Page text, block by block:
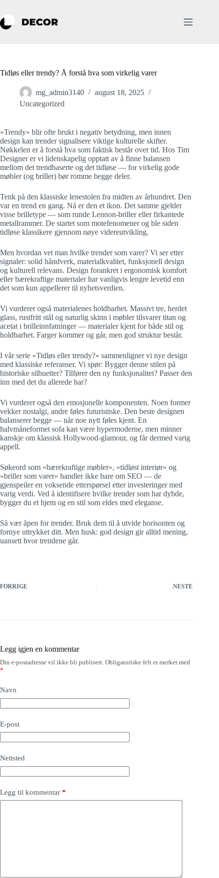
innholdet
Tidløs eller trendy? Å forstå hva som virkelig varer
mg_admin3140
august 18, 2025
Uncategorized
«Trendy» blir ofte brukt i negativ betydning, men innen
design kan trender signalisere viktige kulturelle skifter.
Nøkkelen er å forstå hva som faktisk består over tid. Hos Tim
Designer er vi lidenskapelig opptatt av å finne balansen
mellom det trendbaserte og det tidløse — for virkelig gode
møbler (og briller) bør romme begge deler.
Tenk på den klassiske lenestolen fra midten av århundret. Den
var en trend en gang. Nå er den et ikon. Det samme gjelder
visse brilletype — som runde Lennon-briller eller firkantede
metallrammer. De startet som motefenomener og ble siden
tidløse klassikere gjennom nøye videreutvikling.
Men hvordan vet man hvilke trender som varer? Vi ser etter
signaler: solid håndverk, materialkvalitet, funksjonell design
og kulturell relevans. Design forankret i ergonomisk komfort
eller bærekraftige materialer har vanligvis lengre levetid enn
det som kun appellerer til nyhetsverdien.
Vi vurderer også materialenes holdbarhet. Massivt tre, herdet
glass, rustfritt stål og naturlig skinn i møbler tilsvarer titan og
acetat i brilleinnfatninger — materialer kjent for både stil og
holdbarhet. Farger kommer og går, men god struktur består.
I vår serie «Tidløs eller trendy?» sammenligner vi nye design
med klassiske referanser. Vi spør: Bygger denne stilen på
historiske silhuetter? Tilfører den ny funksjonalitet? Passer den
inn med det du allerede har?
Vi vurderer også den emosjonelle komponenten. Noen former
vekker nostalgi, andre føles futuristiske. Den beste designen
balanserer begge — når noe nytt føles kjent. En
halvmåneformet sofa kan være hypermoderne, men minner
kanskje om klassisk Hollywood-glamour, og får dermed varig
appell.
Søkeord som «bærekraftige møbler», «tidløst interiør» og
«briller som varer» handler ikke bare om SEO — de
gjenspeiler en voksende etterspørsel etter investeringer med
varig verdi. Ved å identifisere hvilke trender som har dybde,
bygger du et hjem og en stil som eldes med eleganse.
Så vær åpen for trender. Bruk dem til å utvide horisonten og
fornye uttrykket ditt. Men husk: god design gir alltid mening,
uansett hvor trendene går.
FORRIGE NESTE
Legg igjen en kommentar
Din e-postadresse vil ikke bli publisert. Obligatoriske felt er merket med
*
Navn
E-post
Nettsted
Legg til kommentar *